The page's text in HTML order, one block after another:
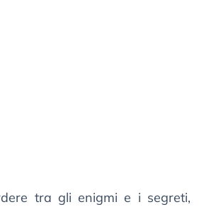
tra gli enigmi e i segreti,